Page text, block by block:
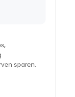
sparen.